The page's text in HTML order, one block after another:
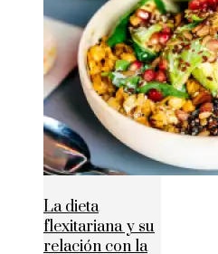
La dieta
flexitariana y su
relación con la